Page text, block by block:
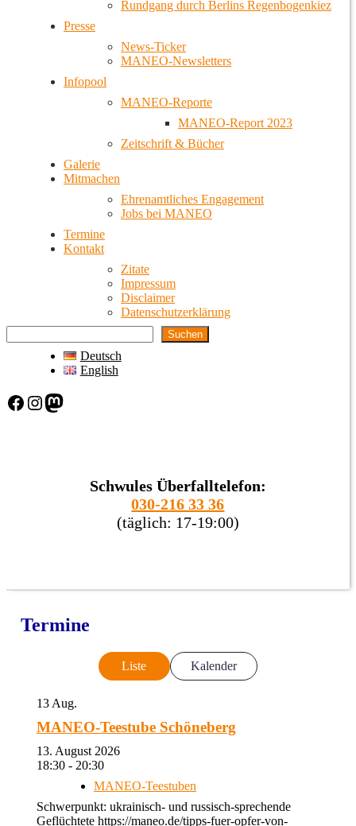
Rundgang durch Berlins Regenbogenkiez
Presse
News-Ticker
MANEO-Newsletters
Infopool
MANEO-Reporte
MANEO-Report 2023
Zeitschrift & Bücher
Galerie
Mitmachen
Ehrenamtliches Engagement
Jobs bei MANEO
Termine
Kontakt
Zitate
Impressum
Disclaimer
Datenschutzerklärung
Suchen
Deutsch
English
Facebook Instagram Mastodon
Schwules Überfalltelefon:
030-216 33 36
(täglich: 17-19:00)
Termine
Liste Kalender
13 Aug.
MANEO-Teestube Schöneberg
13. August 2026
18:30 - 20:30
MANEO-Teestuben
Schwerpunkt: ukrainisch- und russisch-sprechende
Geflüchtete https://maneo.de/tipps-fuer-opfer-von-